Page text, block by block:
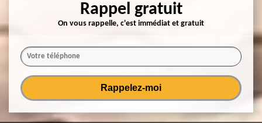
Rappel gratuit
On vous rappelle, c'est immédiat et gratuit